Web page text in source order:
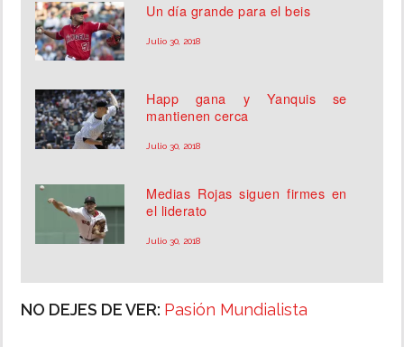
Un día grande para el beis
Julio 30, 2018
Happ gana y Yanquis se
mantienen cerca
Julio 30, 2018
Medias Rojas siguen firmes en
el liderato
Julio 30, 2018
NO DEJES DE VER: Pasión Mundialista